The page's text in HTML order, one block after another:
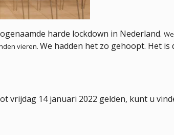
harde lockdown in Nederland.
vieren. We hadden het zo gehoopt. Het
vrijdag 14 januari 2022 gelden, kunt u